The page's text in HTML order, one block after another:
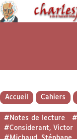
Accueil Cahiers
#Notes de lecture
#Considerant, Victor